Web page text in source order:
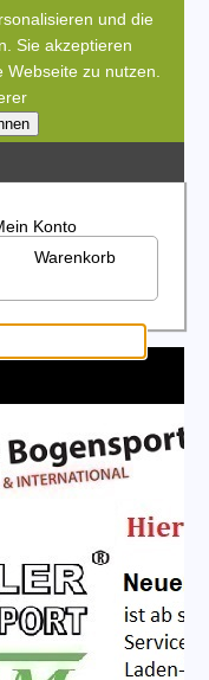
und die
Sie akzeptieren
zu nutzen.
Konto
Warenkorb